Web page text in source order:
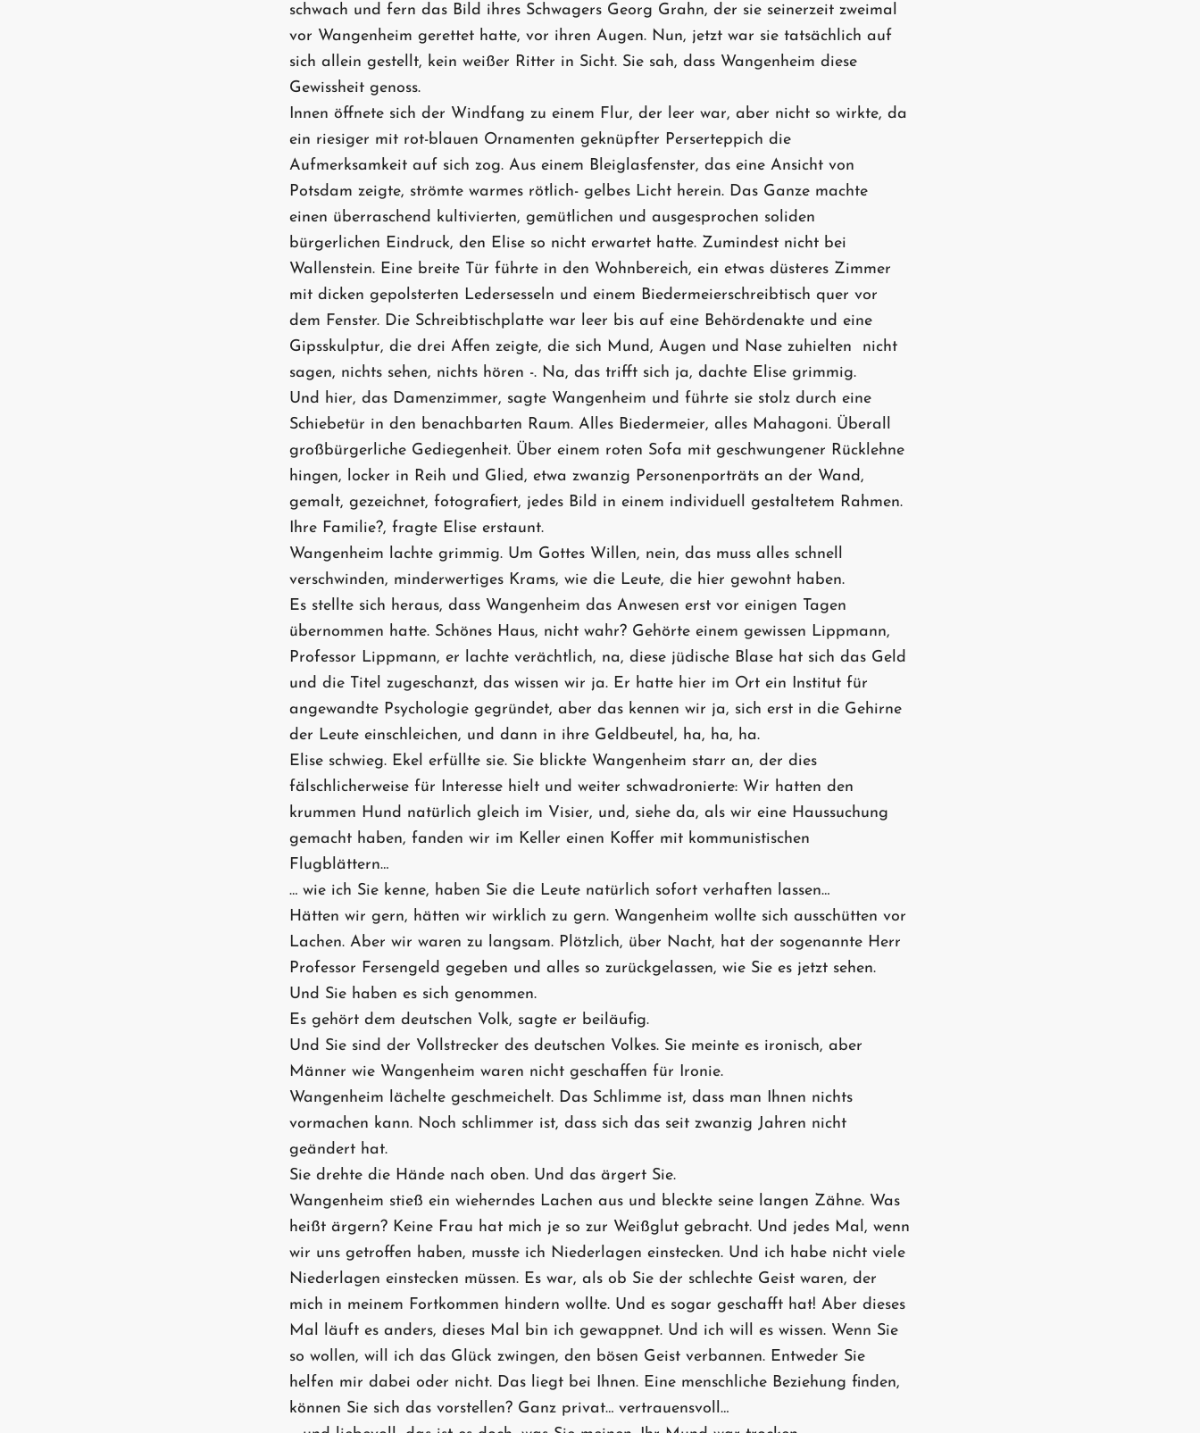
schwach und fern das Bild ihres Schwagers Georg Grahn, der sie seinerzeit zweimal
vor Wangenheim gerettet hatte, vor ihren Augen. Nun, jetzt war sie tatsächlich auf
sich allein gestellt, kein weißer Ritter in Sicht. Sie sah, dass Wangenheim diese
Gewissheit genoss.
Innen öffnete sich der Windfang zu einem Flur, der leer war, aber nicht so wirkte, da
ein riesiger mit rot-blauen Ornamenten geknüpfter Perserteppich die
Aufmerksamkeit auf sich zog. Aus einem Bleiglasfenster, das eine Ansicht von
Potsdam zeigte, strömte warmes rötlich- gelbes Licht herein. Das Ganze machte
einen überraschend kultivierten, gemütlichen und ausgesprochen soliden
bürgerlichen Eindruck, den Elise so nicht erwartet hatte. Zumindest nicht bei
Wallenstein. Eine breite Tür führte in den Wohnbereich, ein etwas düsteres Zimmer
mit dicken gepolsterten Ledersesseln und einem Biedermeierschreibtisch quer vor
dem Fenster. Die Schreibtischplatte war leer bis auf eine Behördenakte und eine
Gipsskulptur, die drei Affen zeigte, die sich Mund, Augen und Nase zuhielten  nicht
sagen, nichts sehen, nichts hören -. Na, das trifft sich ja, dachte Elise grimmig.
Und hier, das Damenzimmer, sagte Wangenheim und führte sie stolz durch eine
Schiebetür in den benachbarten Raum. Alles Biedermeier, alles Mahagoni. Überall
großbürgerliche Gediegenheit. Über einem roten Sofa mit geschwungener Rücklehne
hingen, locker in Reih und Glied, etwa zwanzig Personenporträts an der Wand,
gemalt, gezeichnet, fotografiert, jedes Bild in einem individuell gestaltetem Rahmen.
Ihre Familie?, fragte Elise erstaunt.
Wangenheim lachte grimmig. Um Gottes Willen, nein, das muss alles schnell
verschwinden, minderwertiges Krams, wie die Leute, die hier gewohnt haben.
Es stellte sich heraus, dass Wangenheim das Anwesen erst vor einigen Tagen
übernommen hatte. Schönes Haus, nicht wahr? Gehörte einem gewissen Lippmann,
Professor Lippmann, er lachte verächtlich, na, diese jüdische Blase hat sich das Geld
und die Titel zugeschanzt, das wissen wir ja. Er hatte hier im Ort ein Institut für
angewandte Psychologie gegründet, aber das kennen wir ja, sich erst in die Gehirne
der Leute einschleichen, und dann in ihre Geldbeutel, ha, ha, ha.
Elise schwieg. Ekel erfüllte sie. Sie blickte Wangenheim starr an, der dies
fälschlicherweise für Interesse hielt und weiter schwadronierte: Wir hatten den
krummen Hund natürlich gleich im Visier, und, siehe da, als wir eine Haussuchung
gemacht haben, fanden wir im Keller einen Koffer mit kommunistischen
Flugblättern…
… wie ich Sie kenne, haben Sie die Leute natürlich sofort verhaften lassen…
Hätten wir gern, hätten wir wirklich zu gern. Wangenheim wollte sich ausschütten vor
Lachen. Aber wir waren zu langsam. Plötzlich, über Nacht, hat der sogenannte Herr
Professor Fersengeld gegeben und alles so zurückgelassen, wie Sie es jetzt sehen.
Und Sie haben es sich genommen.
Es gehört dem deutschen Volk, sagte er beiläufig.
Und Sie sind der Vollstrecker des deutschen Volkes. Sie meinte es ironisch, aber
Männer wie Wangenheim waren nicht geschaffen für Ironie.
Wangenheim lächelte geschmeichelt. Das Schlimme ist, dass man Ihnen nichts
vormachen kann. Noch schlimmer ist, dass sich das seit zwanzig Jahren nicht
geändert hat.
Sie drehte die Hände nach oben. Und das ärgert Sie.
Wangenheim stieß ein wieherndes Lachen aus und bleckte seine langen Zähne. Was
heißt ärgern? Keine Frau hat mich je so zur Weißglut gebracht. Und jedes Mal, wenn
wir uns getroffen haben, musste ich Niederlagen einstecken. Und ich habe nicht viele
Niederlagen einstecken müssen. Es war, als ob Sie der schlechte Geist waren, der
mich in meinem Fortkommen hindern wollte. Und es sogar geschafft hat! Aber dieses
Mal läuft es anders, dieses Mal bin ich gewappnet. Und ich will es wissen. Wenn Sie
so wollen, will ich das Glück zwingen, den bösen Geist verbannen. Entweder Sie
helfen mir dabei oder nicht. Das liegt bei Ihnen. Eine menschliche Beziehung finden,
können Sie sich das vorstellen? Ganz privat… vertrauensvoll…